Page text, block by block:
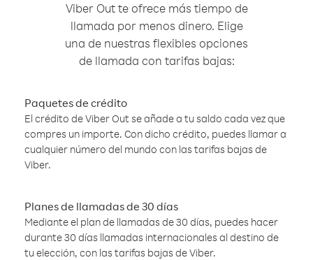
Viber Out te ofrece más tiempo de
llamada por menos dinero. Elige
una de nuestras flexibles opciones
de llamada con tarifas bajas:
Paquetes de crédito
El crédito de Viber Out se añade a tu saldo cada vez que
compres un importe. Con dicho crédito, puedes llamar a
cualquier número del mundo con las tarifas bajas de
Viber.
Planes de llamadas de 30 días
Mediante el plan de llamadas de 30 días, puedes hacer
durante 30 días llamadas internacionales al destino de
tu elección, con las tarifas bajas de Viber.